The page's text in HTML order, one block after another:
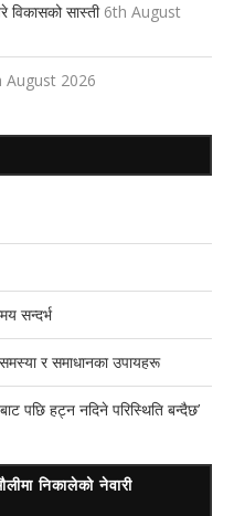
विकासको सास्ती 6th August
August 2026
सन्दर्भ
र समाधानका उपायहरू
पछि हट्न नदिने परिस्थिति बन्दैछ’
निकालेको नेवारी